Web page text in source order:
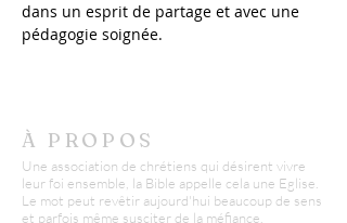
dans un esprit de partage et avec une
pédagogie soignée.
À PROPOS
Une association de chrétiens qui désirent vivre
leur foi ensemble, la Bible appelle cela une Eglise.
Le mot peut revêtir aujourd'hui beaucoup de sens
et parfois même susciter de la méfiance.